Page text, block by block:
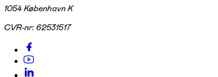
1054 København K
CVR-nr: 62531517